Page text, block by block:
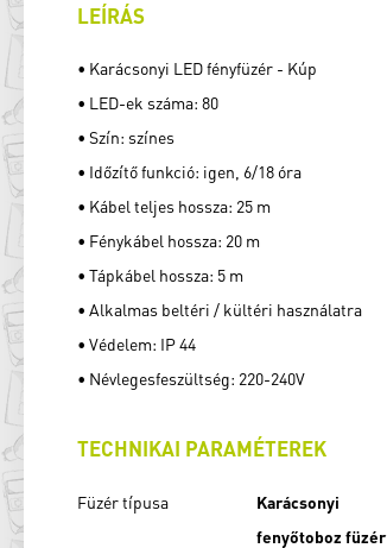
LEÍRÁS
• Karácsonyi LED fényfüzér - Kúp
• LED-ek száma: 80
• Szín: színes
• Időzítő funkció: igen, 6/18 óra
• Kábel teljes hossza: 25 m
• Fénykábel hossza: 20 m
• Tápkábel hossza: 5 m
• Alkalmas beltéri / kültéri használatra
• Védelem: IP 44
• Névlegesfeszültség: 220-240V
TECHNIKAI PARAMÉTEREK
Füzér típusa
Karácsonyi
fenyőtoboz füzér